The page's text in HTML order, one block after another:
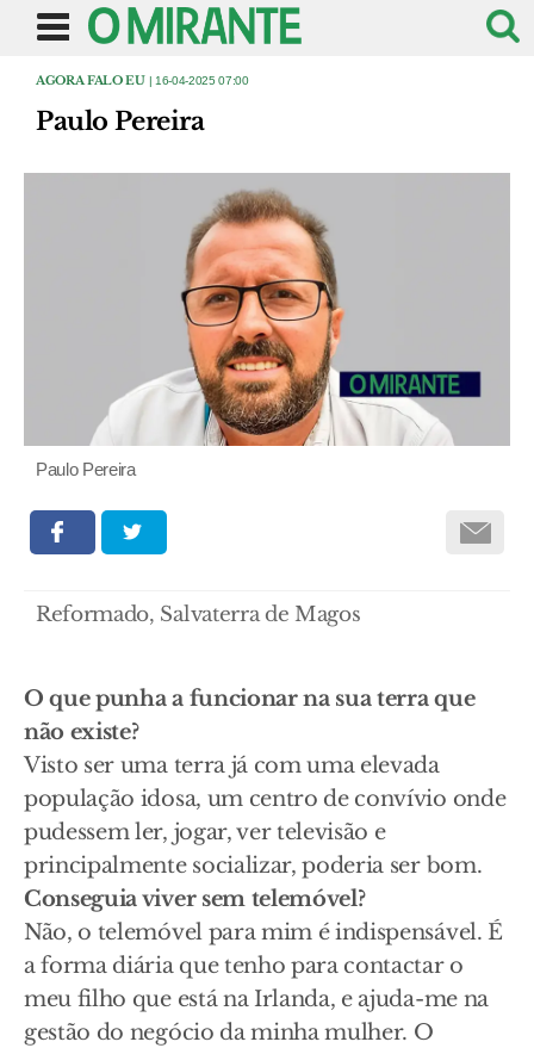
AGORA FALO EU| 16-04-2025 07:00
Paulo Pereira
Paulo Pereira
Reformado, Salvaterra de Magos
O que punha a funcionar na sua terra que
não existe?
Visto ser uma terra já com uma elevada
população idosa, um centro de convívio onde
pudessem ler, jogar, ver televisão e
principalmente socializar, poderia ser bom.
Conseguia viver sem telemóvel?
Não, o telemóvel para mim é indispensável. É
a forma diária que tenho para contactar o
meu filho que está na Irlanda, e ajuda-me na
gestão do negócio da minha mulher. O